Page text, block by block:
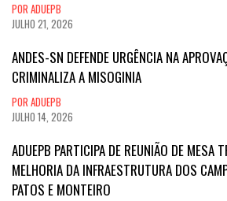
POR ADUEPB
JULHO 21, 2026
ANDES-SN DEFENDE URGÊNCIA NA
CRIMINALIZA A MISOGINIA
POR ADUEPB
JULHO 14, 2026
ADUEPB PARTICIPA DE REUNIÃO DE MESA
MELHORIA DA INFRAESTRUTURA DOS
PATOS E MONTEIRO